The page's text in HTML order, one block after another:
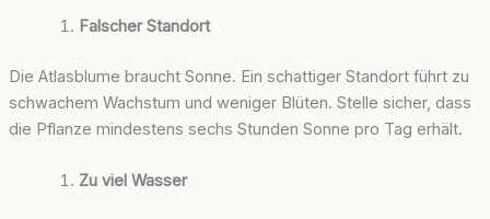
Falscher Standort
Die Atlasblume braucht Sonne. Ein schattiger Standort führt zu
schwachem Wachstum und weniger Blüten. Stelle sicher, dass
die Pflanze mindestens sechs Stunden Sonne pro Tag erhält.
Zu viel Wasser